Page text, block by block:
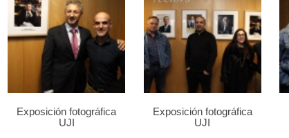
Exposición fotográfica
UJI
Exposición fotográfica
UJI